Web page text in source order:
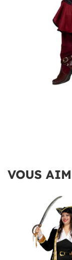
VOUS